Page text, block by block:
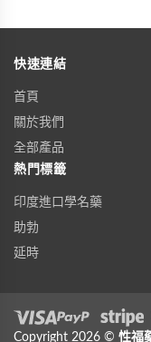
快速連結
首頁
關於我們
全部產品
熱門標籤
印度進口學名藥
助勃
延時
Visa PayPalStripe
Copyright 2026 © 性福